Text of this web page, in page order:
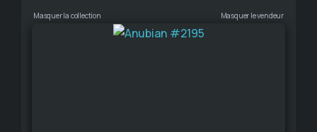
Masquer la collection Masquer le vendeur